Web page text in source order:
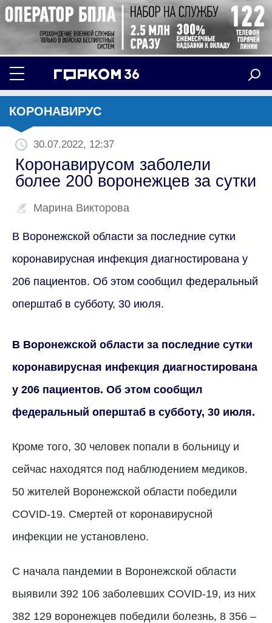
КОРОНАВИРУС
30.07.2022, 12:37
Коронавирусом заболели
более 200 воронежцев за сутки
Марина Викторова
В Воронежской области за последние сутки
коронавирусная инфекция диагностирована у
206 пациентов. Об этом сообщил федеральный
оперштаб в субботу, 30 июля.
В Воронежской области за последние сутки
коронавирусная инфекция диагностирована
у 206 пациентов. Об этом сообщил
федеральный оперштаб в субботу, 30 июля.
Кроме того, 30 человек попали в больницу и
сейчас находятся под наблюдением медиков.
50 жителей Воронежской области победили
COVID-19. Смертей от коронавирусной
инфекции не установлено.
С начала пандемии в Воронежской области
выявили 392 106 заболевших COVID-19, из них
382 129 воронежцев победили болезнь, 8 356 –